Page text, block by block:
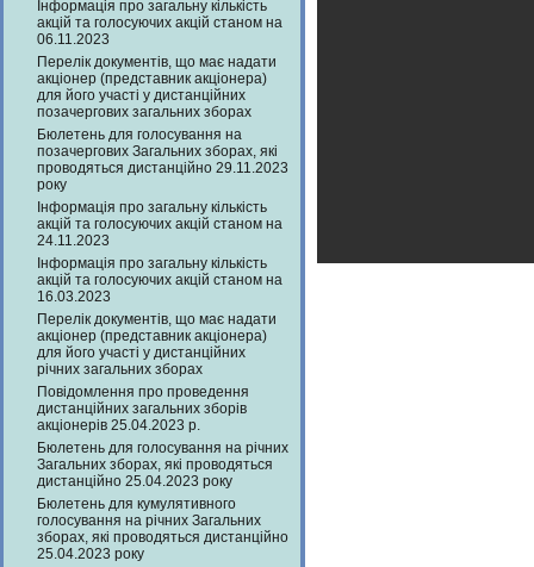
Інформація про загальну кількість
акцій та голосуючих акцій станом на
06.11.2023
Перелік документів, що має надати
акціонер (представник акціонера)
для його участі у дистанційних
позачергових загальних зборах
Бюлетень для голосування на
позачергових Загальних зборах, які
проводяться дистанційно 29.11.2023
року
Інформація про загальну кількість
акцій та голосуючих акцій станом на
24.11.2023
Інформація про загальну кількість
акцій та голосуючих акцій станом на
16.03.2023
Перелік документів, що має надати
акціонер (представник акціонера)
для його участі у дистанційних
річних загальних зборах
Повідомлення про проведення
дистанційних загальних зборів
акціонерів 25.04.2023 р.
Бюлетень для голосування на річних
Загальних зборах, які проводяться
дистанційно 25.04.2023 року
Бюлетень для кумулятивного
голосування на річних Загальних
зборах, які проводяться дистанційно
25.04.2023 року